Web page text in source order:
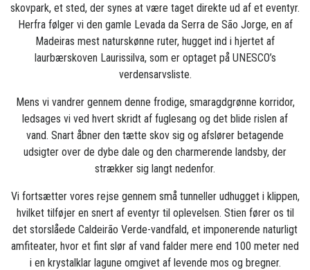
skovpark, et sted, der synes at være taget direkte ud af et eventyr.
Herfra følger vi den gamle Levada da Serra de São Jorge, en af
Madeiras mest naturskønne ruter, hugget ind i hjertet af
laurbærskoven Laurissilva, som er optaget på UNESCO’s
verdensarvsliste.
Mens vi vandrer gennem denne frodige, smaragdgrønne korridor,
ledsages vi ved hvert skridt af fuglesang og det blide rislen af
vand. Snart åbner den tætte skov sig og afslører betagende
udsigter over de dybe dale og den charmerende landsby, der
strækker sig langt nedenfor.
Vi fortsætter vores rejse gennem små tunneller udhugget i klippen,
hvilket tilføjer en snert af eventyr til oplevelsen. Stien fører os til
det storslåede Caldeirão Verde-vandfald, et imponerende naturligt
amfiteater, hvor et fint slør af vand falder mere end 100 meter ned
i en krystalklar lagune omgivet af levende mos og bregner.